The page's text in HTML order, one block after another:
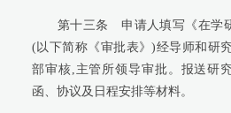
第十三条
申请人填写《在学
(以下简称《审批表》)经导师和研
部审核,主管所领导审批。报送研
函、协议及日程安排等材料。